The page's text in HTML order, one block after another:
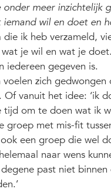
meer inzichtelijk
iemand wil en doet en
die ik heb verzameld,
wat je wil en wat je
iedereen gegeven is.
voelen zich
Of vanuit het idee: ‘ik
tijd om te doen wat ik
groep met mis-fit
een groep die wel
naar wens
past niet